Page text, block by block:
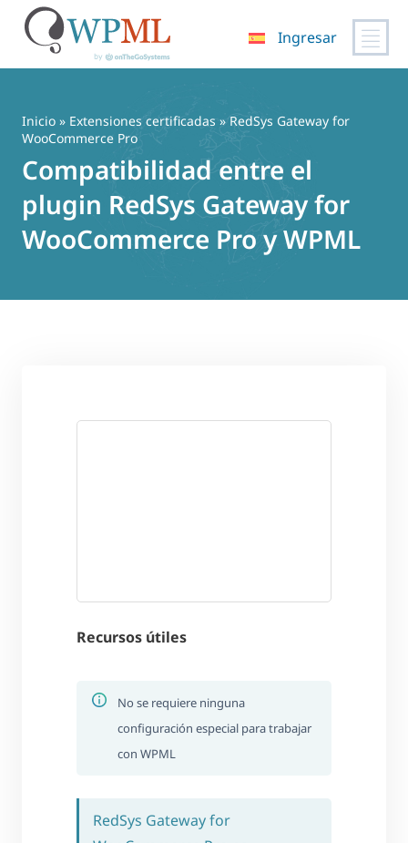
contenido
Ingresar
Inicio » Extensiones certificadas » RedSys Gateway for
WooCommerce Pro
Compatibilidad entre el
plugin RedSys Gateway for
WooCommerce Pro y WPML
Recursos útiles
No se requiere ninguna
configuración especial para trabajar
con WPML
RedSys Gateway for